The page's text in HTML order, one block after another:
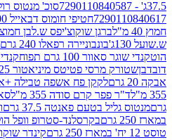
חטיפי חומוס דבאייל 200 גרם
עיד
ברגן שוקוצ'יפס ש.לבן חמוציות 130ג'
בונבוניירה רפאלו 240 גרם
100 גרם תפוח
מרסי פטיטס מיניאטור 125ג'
עיד
לקקן פח אשפה טבילה +אבקה 40 גרם
פפר קרם סודה 355 מ"ל
בטעם פאנטה 37.5 גרם
בקרסלנד-סטרופ וופל הולנדי 250 גרם
קינדר שוקו בונס קריספי 67.2